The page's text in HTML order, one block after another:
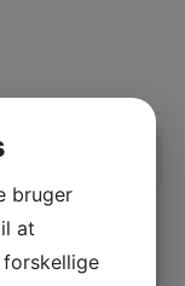
og
bruger
at